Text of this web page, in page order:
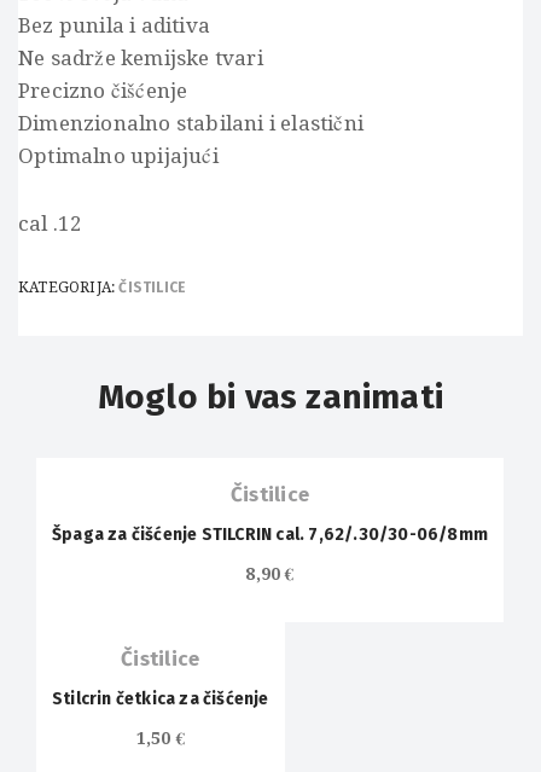
Bez punila i aditiva
Ne sadrže kemijske tvari
Precizno čišćenje
Dimenzionalno stabilani i elastični
Optimalno upijajući
cal .12
KATEGORIJA:ČISTILICE
Moglo bi vas zanimati
OUT OF
Čistilice
Špaga za čišćenje STILCRIN cal. 7,62/.30/30-06/8mm
8,90€
Čistilice
Stilcrin četkica za čišćenje
1,50€